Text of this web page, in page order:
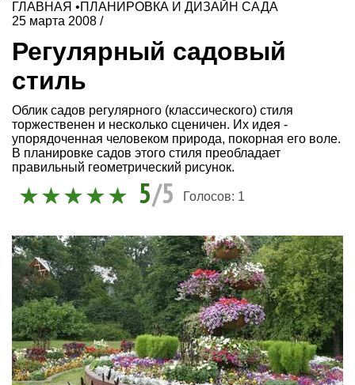
ГЛАВНАЯ •ПЛАНИРОВКА И ДИЗАЙН САДА
25 марта 2008 /
Регулярный садовый
стиль
Облик садов регулярного (классического) стиля
торжественен и несколько сценичен. Их идея -
упорядоченная человеком природа, покорная его воле.
В планировке садов этого стиля преобладает
правильный геометрический рисунок.
5/5 Голосов: 1